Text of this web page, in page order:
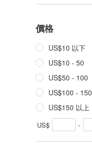
價格
US$10 以下
US$10 - 50
US$50 - 100
US$100 - 150
US$150 以上
US$ -